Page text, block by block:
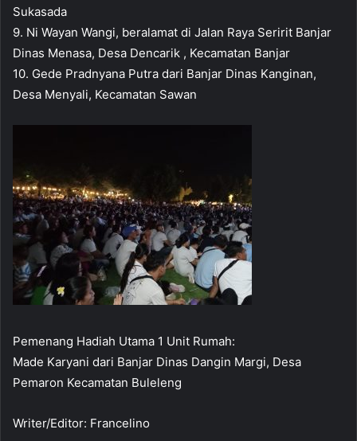
Sukasada
9. Ni Wayan Wangi, beralamat di Jalan Raya Seririt Banjar
Dinas Menasa, Desa Dencarik , Kecamatan Banjar
10. Gede Pradnyana Putra dari Banjar Dinas Kanginan,
Desa Menyali, Kecamatan Sawan
Pemenang Hadiah Utama 1 Unit Rumah:
Made Karyani dari Banjar Dinas Dangin Margi, Desa
Pemaron Kecamatan Buleleng
Writer/Editor: Francelino